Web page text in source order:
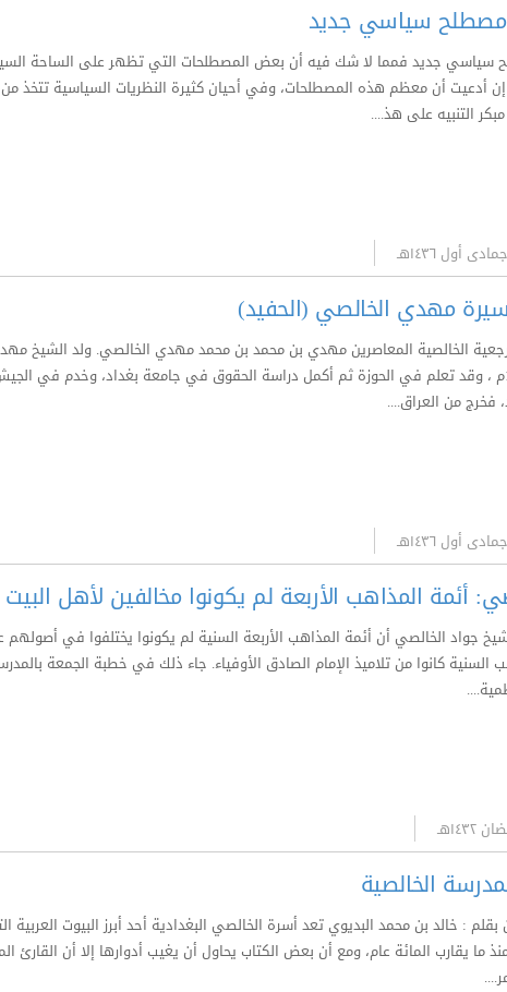
مصطلح سياسي جديد
سياسي جديد فمما لا شك فيه أن بعض المصطلحات التي تظهر على الساحة
إن أدعيت أن معظم هذه المصطلحات، وفي أحيان كثيرة النظريات السياسية تتخذ من
التنبيه على هذ....
مهدي الخالصي (الحفيد)
العراق عام 1945م ، وقد تعلم في الحوزة ثم أكمل دراسة الحقوق في جامعة بغداد، وخدم
فخرج من العراق....
أئمة المذاهب الأربعة لم يكونوا مخالفين لأهل البيت
جواد الخالصي أن أئمة المذاهب الأربعة السنية لم يكونوا يختلفوا في
السنية كانوا من تلاميذ الإمام الصادق الأوفياء. جاء ذلك في خطبة الجمعة
الخالصية
بقلم : خالد بن محمد البديوي تعد أسرة الخالصي البغدادية أحد أبرز البيوت العربية
ما يقارب المائة عام، ومع أن بعض الكتاب يحاول أن يغيب أدوارها إلا أن القارئ